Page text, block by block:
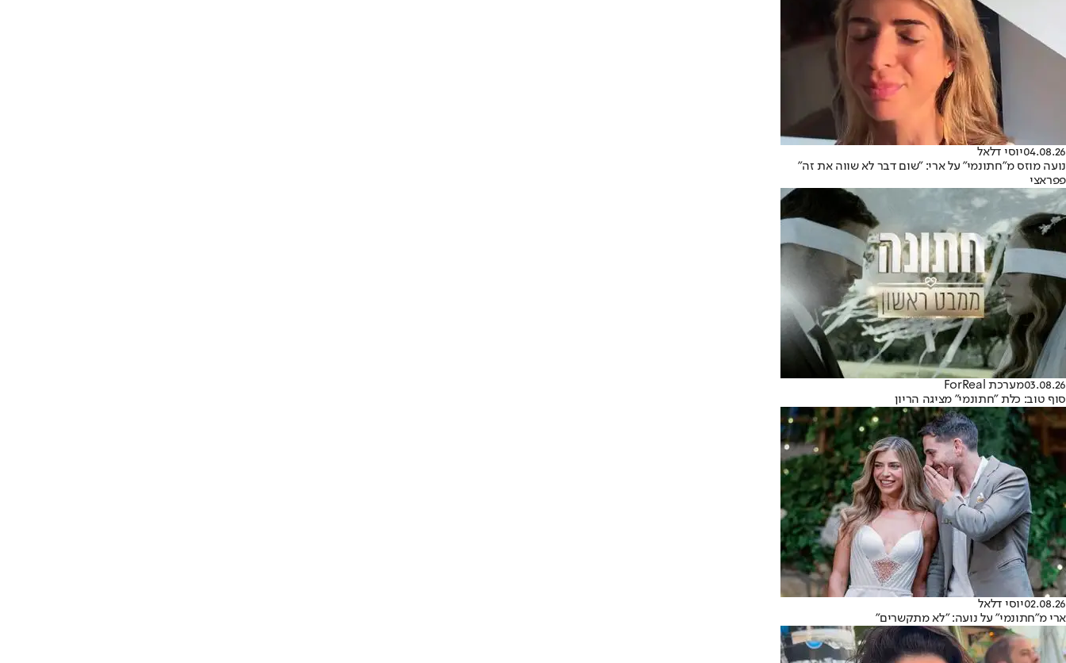
04.08.26יוסי דלאל
נועה מוזס מ"חתונמי" על ארי: "שום דבר לא שווה את זה"
פפראצי
03.08.26מערכת ForReal
סוף טוב: כלת "חתונמי" מציגה הריון
02.08.26יוסי דלאל
ארי מ"חתונמי" על נועה: "לא מתקשרים"